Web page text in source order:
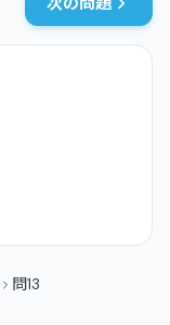
問13